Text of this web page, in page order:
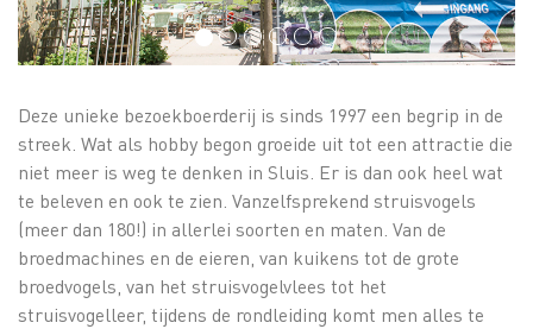
Deze unieke bezoekboerderij is sinds 1997 een begrip in de
streek. Wat als hobby begon groeide uit tot een attractie die
niet meer is weg te denken in Sluis. Er is dan ook heel wat
te beleven en ook te zien. Vanzelfsprekend struisvogels
(meer dan 180!) in allerlei soorten en maten. Van de
broedmachines en de eieren, van kuikens tot de grote
broedvogels, van het struisvogelvlees tot het
struisvogelleer, tijdens de rondleiding komt men alles te